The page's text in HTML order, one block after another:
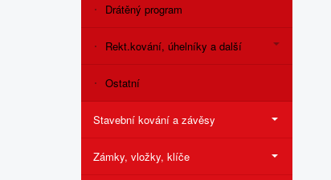
Drátěný program
Rekt.kování, úhelníky a další
Ostatní
Stavební kování a závěsy
Zámky, vložky, klíče